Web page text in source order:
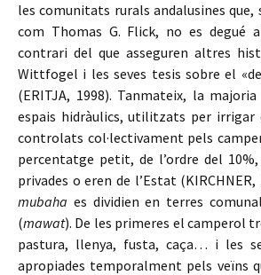
les comunitats rurals andalusines que,
com Thomas G. Flick, no es degué
contrari del que asseguren altres
Wittfogel i les seves tesis sobre el
(ERITJA, 1998). Tanmateix, la
espais hidràulics, utilitzats per irrigar
controlats col·lectivament pels
percentatge petit, de l’ordre del 10%,
privades o eren de l’Estat
mubaha es dividien en terres
(mawat). De les primeres el camperol
pastura, llenya, fusta, caça… i les
apropiades temporalment pels veïns